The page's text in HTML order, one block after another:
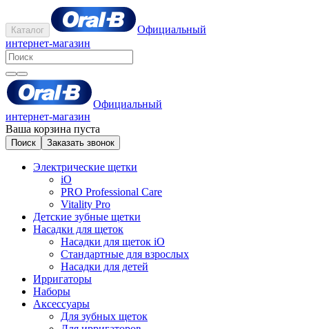
Каталог
Официальный
интернет-магазин
Официальный
интернет-магазин
Ваша корзина пуста
Поиск Заказать звонок
Электрические щетки
iO
PRO Professional Care
Vitality Pro
Детские зубные щетки
Насадки для щеток
Насадки для щеток iO
Стандартные для взрослых
Насадки для детей
Ирригаторы
Наборы
Аксессуары
Для зубных щеток